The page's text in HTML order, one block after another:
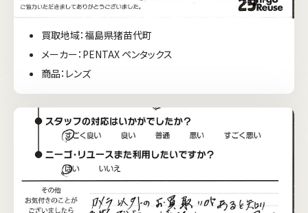
買取地域：福島県猪苗代町
メーカー：PENTAX ペンタックス
商品：レンズ